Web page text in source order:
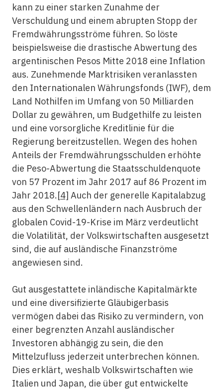
kann zu einer starken Zunahme der
Verschuldung und einem abrupten Stopp der
Fremdwährungsströme führen. So löste
beispielsweise die drastische Abwertung des
argentinischen Pesos Mitte 2018 eine Inflation
aus. Zunehmende Marktrisiken veranlassten
den Internationalen Währungsfonds (IWF), dem
Land Nothilfen im Umfang von 50 Milliarden
Dollar zu gewähren, um Budgethilfe zu leisten
und eine vorsorgliche Kreditlinie für die
Regierung bereitzustellen. Wegen des hohen
Anteils der Fremdwährungsschulden erhöhte
die Peso-Abwertung die Staatsschuldenquote
von 57 Prozent im Jahr 2017 auf 86 Prozent im
Jahr 2018.[4] Auch der generelle Kapitalabzug
aus den Schwellenländern nach Ausbruch der
globalen Covid-19-Krise im März verdeutlicht
die Volatilität, der Volkswirtschaften ausgesetzt
sind, die auf ausländische Finanzströme
angewiesen sind.
Gut ausgestattete inländische Kapitalmärkte
und eine diversifizierte Gläubigerbasis
vermögen dabei das Risiko zu vermindern, von
einer begrenzten Anzahl ausländischer
Investoren abhängig zu sein, die den
Mittelzufluss jederzeit unterbrechen können.
Dies erklärt, weshalb Volkswirtschaften wie
Italien und Japan, die über gut entwickelte